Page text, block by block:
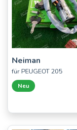
Neiman
für PEUGEOT 205
Neu